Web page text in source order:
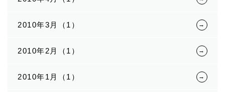
2010年3月（1）
2010年2月（1）
2010年1月（1）